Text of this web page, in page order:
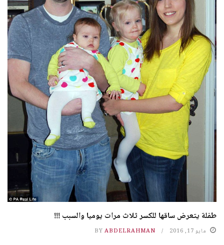
طفلة يتعرض ساقها للكسر ثلاث مرات يوميا والسبب !!!
مايو 17, 2016 BY ABDELRAHMAN